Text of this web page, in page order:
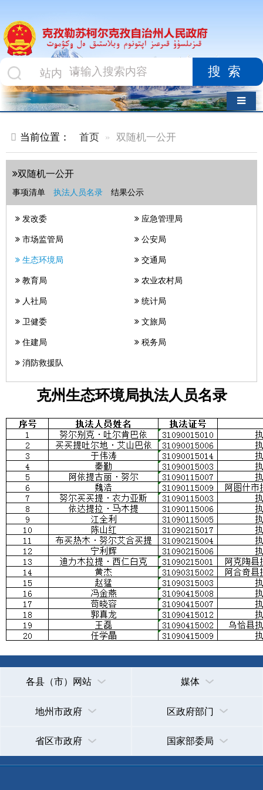
搜索
当前位置： 首页 双随机一公开
双随机一公开
事项清单 执法人员名录 结果公示
发改委 应急管理局
市场监管局 公安局
生态环境局 交通局
教育局 农业农村局
人社局 统计局
卫健委 文旅局
住建局 税务局
消防救援队
克州生态环境局执法人员名录
各县（市）网站 媒体
地州市政府 区政府部门
省区市政府 国家部委局
主办：克孜勒苏柯尔克孜自治州人民政府办公室
承办：克孜勒苏柯尔克孜自治州政务公开信息中心
政府网站标识码：6530000002
关于我们